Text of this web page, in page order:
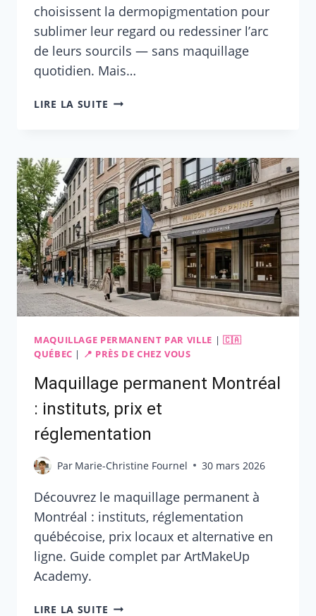
choisissent la dermopigmentation pour
sublimer leur regard ou redessiner l’arc
de leurs sourcils — sans maquillage
quotidien. Mais…
LIRE LA SUITE MAQUILLAGE
:
PRATICIENS,
PRIX
ET
FORMATION
MAQUILLAGE PERMANENT PAR VILLE | 🇨🇦
QUÉBEC | 📍 PRÈS DE CHEZ VOUS
Maquillage permanent Montréal
: instituts, prix et
réglementation
Par Marie-Christine Fournel 30 mars 2026
Découvrez le maquillage permanent à
Montréal : instituts, réglementation
québécoise, prix locaux et alternative en
ligne. Guide complet par ArtMakeUp
Academy.
LIRE LA SUITE MAQUILLAGE